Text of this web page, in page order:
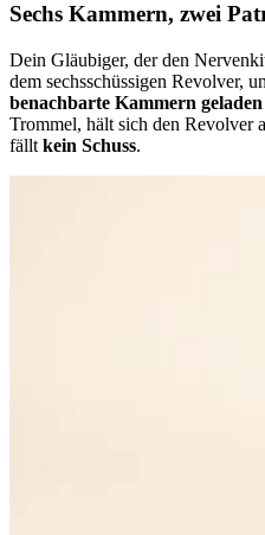
Sechs Kammern, zwei
Dein Gläubiger, der den
dem sechsschüssigen Revolver,
benachbarte Kammern geladen
Trommel, hält sich den Revolver
fällt kein Schuss.